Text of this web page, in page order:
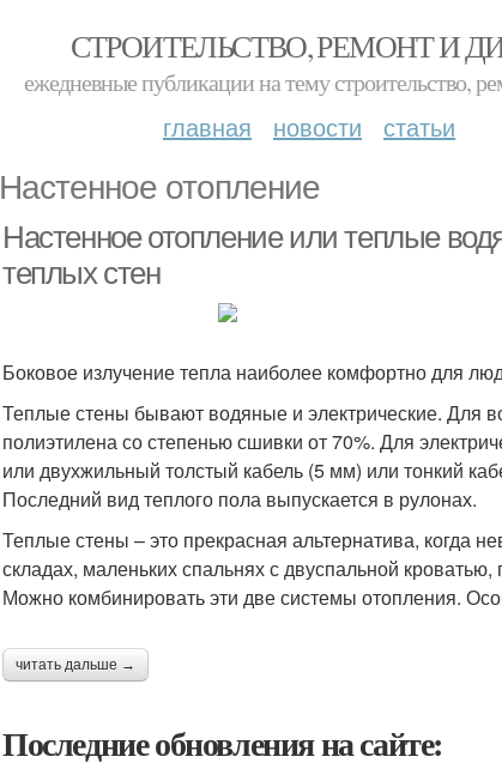
СТРОИТЕЛЬСТВО, РЕМОНТ И
ежедневные публикации на тему строительство,
главная новости статьи
Настенное отопление
Настенное отопление или теплые
теплых стен
Боковое излучение тепла наиболее комфортно для
Теплые стены бывают водяные и электрические. Для
полиэтилена со степенью сшивки от 70%. Для
или двухжильный толстый кабель (5 мм) или тонкий
Последний вид теплого пола выпускается в рулонах.
Теплые стены – это прекрасная альтернатива, когда
складах, маленьких спальнях с двуспальной
Можно комбинировать эти две системы отопления.
читать дальше →
Последние обновления на сайте: